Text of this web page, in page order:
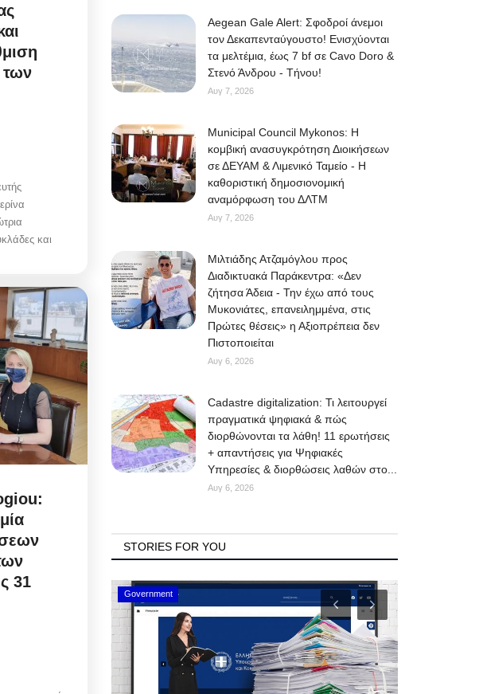
των
και
31
Aegean Gale Alert: Σφοδροί άνεμοι
τον Δεκαπενταύγουστο! Ενισχύονται
τα μελτέμια, έως 7 bf σε Cavo Doro &
Στενό Άνδρου - Τήνου!
Αυγ 7, 2026
Municipal Council Mykonos: Η
κομβική ανασυγκρότηση Διοικήσεων
σε ΔΕΥΑΜ & Λιμενικό Ταμείο - Η
καθοριστική δημοσιονομική
αναμόρφωση του ΔΛΤΜ
Αυγ 7, 2026
Μιλτιάδης Ατζαμόγλου προς
Διαδικτυακά Παράκεντρα: «Δεν
ζήτησα Άδεια - Την έχω από τους
Μυκονιάτες, επανειλημμένα, στις
Πρώτες θέσεις» η Αξιοπρέπεια δεν
Πιστοποιείται
Αυγ 6, 2026
Cadastre digitalization: Τι λειτουργεί
πραγματικά ψηφιακά & πώς
διορθώνονται τα λάθη! 11 ερωτήσεις
+ απαντήσεις για Ψηφιακές
Υπηρεσίες & διορθώσεις λαθών στο...
Αυγ 6, 2026
STORIES FOR YOU
Mykonos Events